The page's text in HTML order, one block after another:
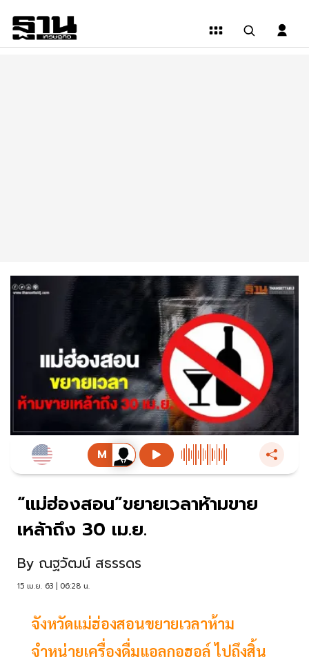
“แม่ฮ่องสอน”ขยายเวลาห้ามขาย
เหล้าถึง 30 เม.ย.
By ณฐวัฒน์ สธรรดร
15 เม.ย. 63 | 06:28 น.
จังหวัดแม่ฮ่องสอนขยายเวลาห้าม
จำหน่ายเครื่องดื่มแอลกอฮอล์ ไปถึงสิ้น